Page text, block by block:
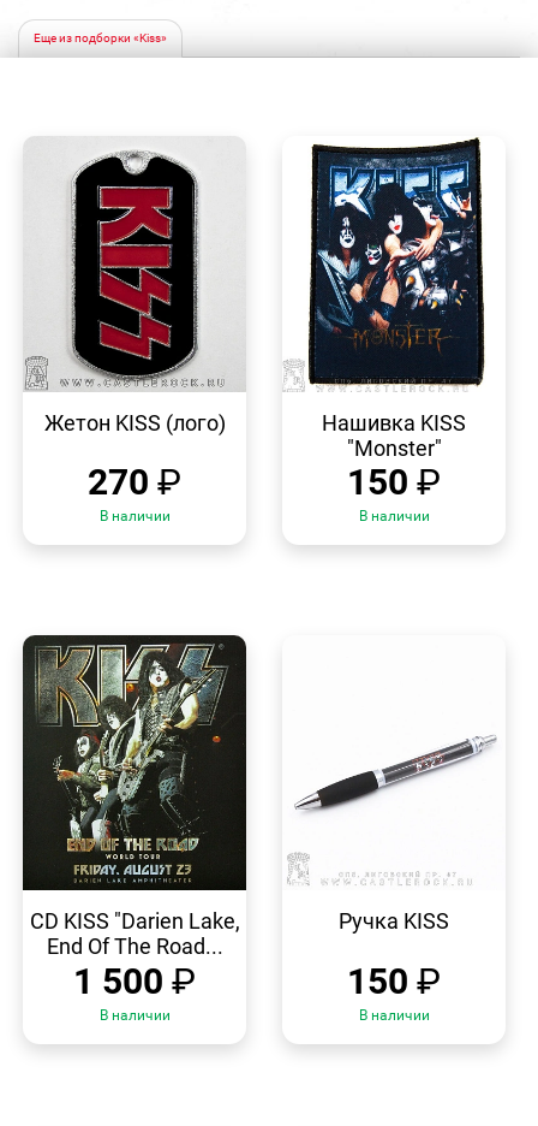
Еще из подборки «Kiss»
ПРОСМОТР
Жетон KISS (лого)
270 ₽
В наличии
ПРОСМОТР
Нашивка KISS
"Monster"
150 ₽
В наличии
ПРОСМОТР
CD KISS "Darien Lake,
End Of The Road...
1 500 ₽
В наличии
ПРОСМОТР
Ручка KISS
150 ₽
В наличии